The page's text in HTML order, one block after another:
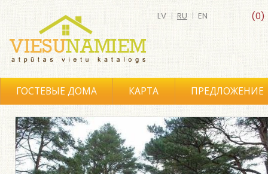
(0)
LV | RU | EN
ГОСТЕВЫЕ ДОМА КАРТА ПРЕДЛОЖЕНИЕ